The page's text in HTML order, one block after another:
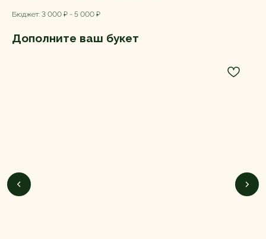
Бюджет: 3 000 ₽ - 5 000 ₽
Дополните ваш букет